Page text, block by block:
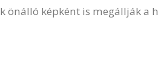
önálló képként is megállják a